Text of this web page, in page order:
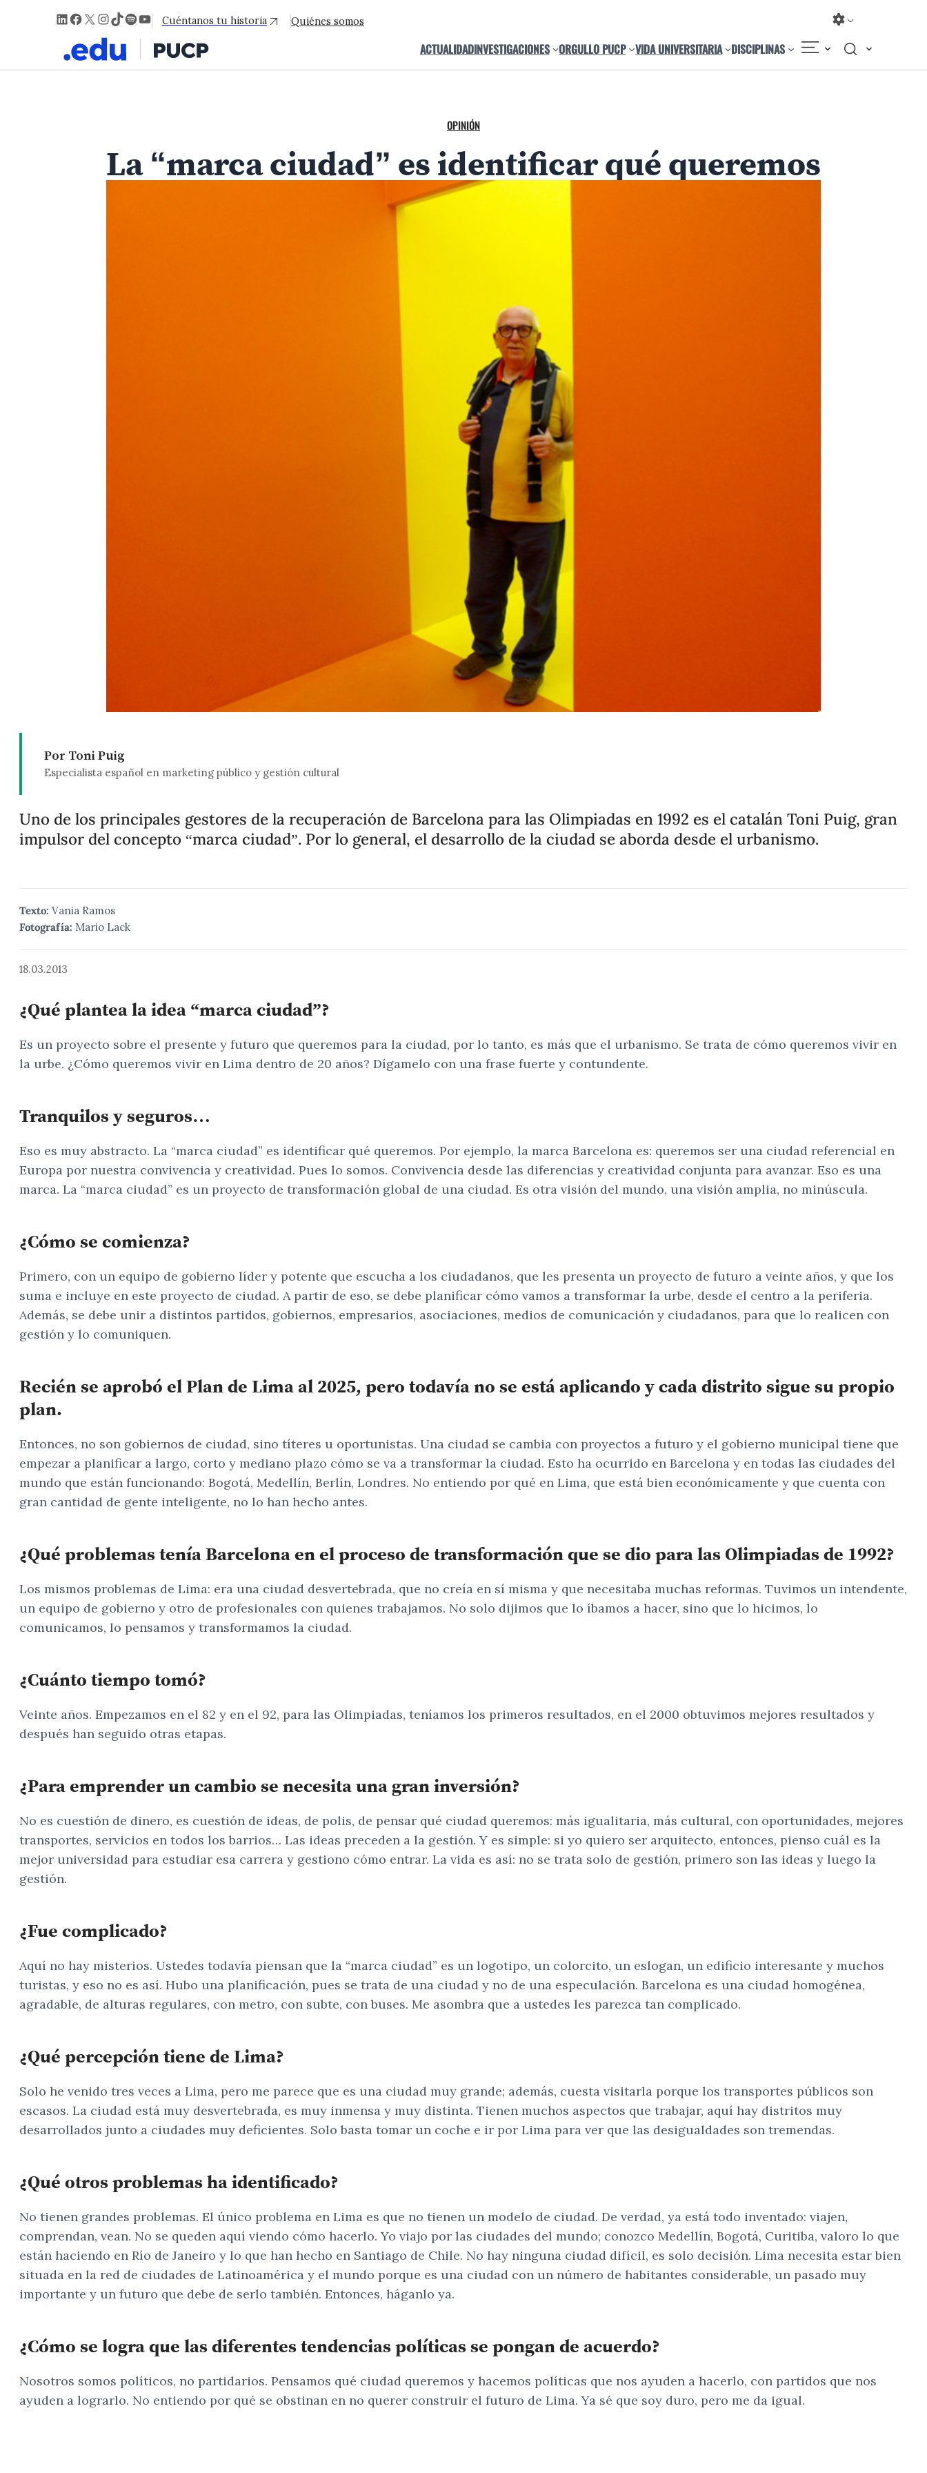
LinkedIn
Facebook
X Instagram
TikTok
Spotify
YouTube
Cuéntanos tu historia Quiénes somos
ACTUALIDADINVESTIGACIONES ORGULLO PUCP VIDA UNIVERSITARIA DISCIPLINAS
OPINIÓN
La “marca ciudad” es identificar qué queremos
Por Toni Puig
Especialista español en marketing público y gestión cultural
Compartir Cambiar el tamaño
Uno de los principales gestores de la recuperación de Barcelona para las Olimpiadas en 1992 es el catalán Toni Puig, gran
impulsor del concepto “marca ciudad”. Por lo general, el desarrollo de la ciudad se aborda desde el urbanismo.
Texto: Vania Ramos
Fotografía: Mario Lack
18.03.2013
¿Qué plantea la idea “marca ciudad”?
Es un proyecto sobre el presente y futuro que queremos para la ciudad, por lo tanto, es más que el urbanismo. Se trata de cómo queremos vivir en
la urbe. ¿Cómo queremos vivir en Lima dentro de 20 años? Dígamelo con una frase fuerte y contundente.
Tranquilos y seguros…
Eso es muy abstracto. La “marca ciudad” es identificar qué queremos. Por ejemplo, la marca Barcelona es: queremos ser una ciudad referencial en
Europa por nuestra convivencia y creatividad. Pues lo somos. Convivencia desde las diferencias y creatividad conjunta para avanzar. Eso es una
marca. La “marca ciudad” es un proyecto de transformación global de una ciudad. Es otra visión del mundo, una visión amplia, no minúscula.
¿Cómo se comienza?
Primero, con un equipo de gobierno líder y potente que escucha a los ciudadanos, que les presenta un proyecto de futuro a veinte años, y que los
suma e incluye en este proyecto de ciudad. A partir de eso, se debe planificar cómo vamos a transformar la urbe, desde el centro a la periferia.
Además, se debe unir a distintos partidos, gobiernos, empresarios, asociaciones, medios de comunicación y ciudadanos, para que lo realicen con
gestión y lo comuniquen.
Recién se aprobó el Plan de Lima al 2025, pero todavía no se está aplicando y cada distrito sigue su propio
plan.
Entonces, no son gobiernos de ciudad, sino títeres u oportunistas. Una ciudad se cambia con proyectos a futuro y el gobierno municipal tiene que
empezar a planificar a largo, corto y mediano plazo cómo se va a transformar la ciudad. Esto ha ocurrido en Barcelona y en todas las ciudades del
mundo que están funcionando: Bogotá, Medellín, Berlín, Londres. No entiendo por qué en Lima, que está bien económicamente y que cuenta con
gran cantidad de gente inteligente, no lo han hecho antes.
¿Qué problemas tenía Barcelona en el proceso de transformación que se dio para las Olimpiadas de 1992?
Los mismos problemas de Lima: era una ciudad desvertebrada, que no creía en sí misma y que necesitaba muchas reformas. Tuvimos un intendente,
un equipo de gobierno y otro de profesionales con quienes trabajamos. No solo dijimos que lo íbamos a hacer, sino que lo hicimos, lo
comunicamos, lo pensamos y transformamos la ciudad.
¿Cuánto tiempo tomó?
Veinte años. Empezamos en el 82 y en el 92, para las Olimpiadas, teníamos los primeros resultados, en el 2000 obtuvimos mejores resultados y
después han seguido otras etapas.
¿Para emprender un cambio se necesita una gran inversión?
No es cuestión de dinero, es cuestión de ideas, de polis, de pensar qué ciudad queremos: más igualitaria, más cultural, con oportunidades, mejores
transportes, servicios en todos los barrios… Las ideas preceden a la gestión. Y es simple: si yo quiero ser arquitecto, entonces, pienso cuál es la
mejor universidad para estudiar esa carrera y gestiono cómo entrar. La vida es así: no se trata solo de gestión, primero son las ideas y luego la
gestión.
¿Fue complicado?
Aquí no hay misterios. Ustedes todavía piensan que la “marca ciudad” es un logotipo, un colorcito, un eslogan, un edificio interesante y muchos
turistas, y eso no es así. Hubo una planificación, pues se trata de una ciudad y no de una especulación. Barcelona es una ciudad homogénea,
agradable, de alturas regulares, con metro, con subte, con buses. Me asombra que a ustedes les parezca tan complicado.
¿Qué percepción tiene de Lima?
Solo he venido tres veces a Lima, pero me parece que es una ciudad muy grande; además, cuesta visitarla porque los transportes públicos son
escasos. La ciudad está muy desvertebrada, es muy inmensa y muy distinta. Tienen muchos aspectos que trabajar, aquí hay distritos muy
desarrollados junto a ciudades muy deficientes. Solo basta tomar un coche e ir por Lima para ver que las desigualdades son tremendas.
¿Qué otros problemas ha identificado?
No tienen grandes problemas. El único problema en Lima es que no tienen un modelo de ciudad. De verdad, ya está todo inventado: viajen,
comprendan, vean. No se queden aquí viendo cómo hacerlo. Yo viajo por las ciudades del mundo; conozco Medellín, Bogotá, Curitiba, valoro lo que
están haciendo en Río de Janeiro y lo que han hecho en Santiago de Chile. No hay ninguna ciudad difícil, es solo decisión. Lima necesita estar bien
situada en la red de ciudades de Latinoamérica y el mundo porque es una ciudad con un número de habitantes considerable, un pasado muy
importante y un futuro que debe de serlo también. Entonces, háganlo ya.
¿Cómo se logra que las diferentes tendencias políticas se pongan de acuerdo?
Nosotros somos políticos, no partidarios. Pensamos qué ciudad queremos y hacemos políticas que nos ayuden a hacerlo, con partidos que nos
ayuden a lograrlo. No entiendo por qué se obstinan en no querer construir el futuro de Lima. Ya sé que soy duro, pero me da igual.